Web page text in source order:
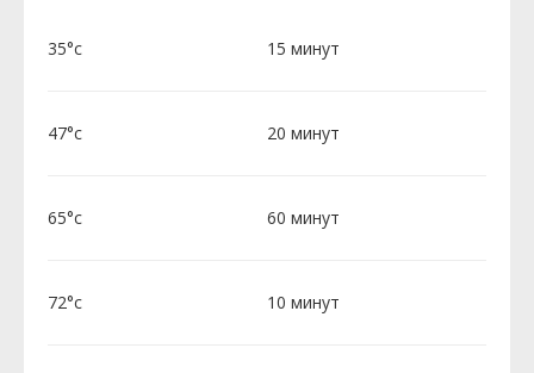
35°c 15 минут
47°c 20 минут
65°c 60 минут
72°c 10 минут